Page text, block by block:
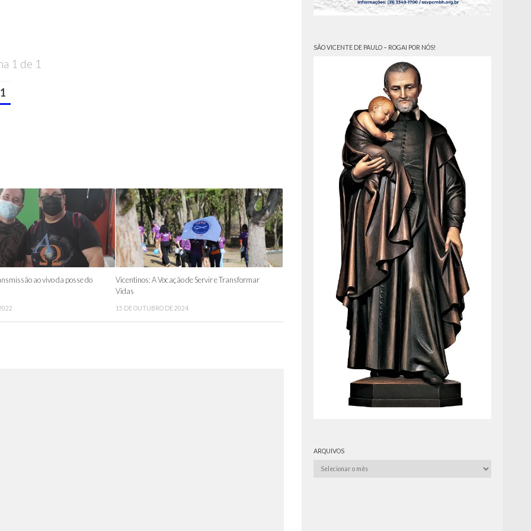
1 de 1
1
ao vivo da posse do
Vicentinos: A Vocação de Servir e Transformar
Vidas
15 DE OUTUBRO DE 2024
SÃO VICENTE DE PAULO – ROGAI POR NÓS!
ARQUIVOS
Arquivos